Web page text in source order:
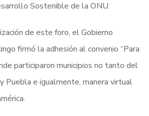
Sostenible de la ONU.
de este foro, el Gobierno
firmó la adhesión al convenio “Para
participaron municipios no tanto del
Puebla e igualmente, manera virtual